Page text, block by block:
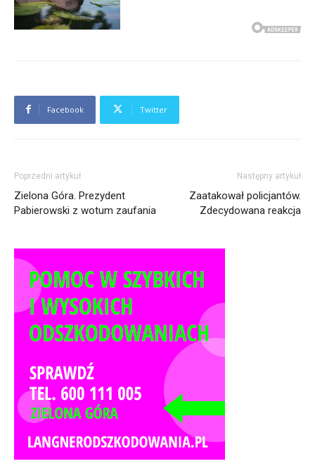
Facebook Twitter
Poprzedni artykuł
Zielona Góra. Prezydent
Pabierowski z wotum zaufania
Następny artykuł
Zaatakował policjantów.
Zdecydowana reakcja